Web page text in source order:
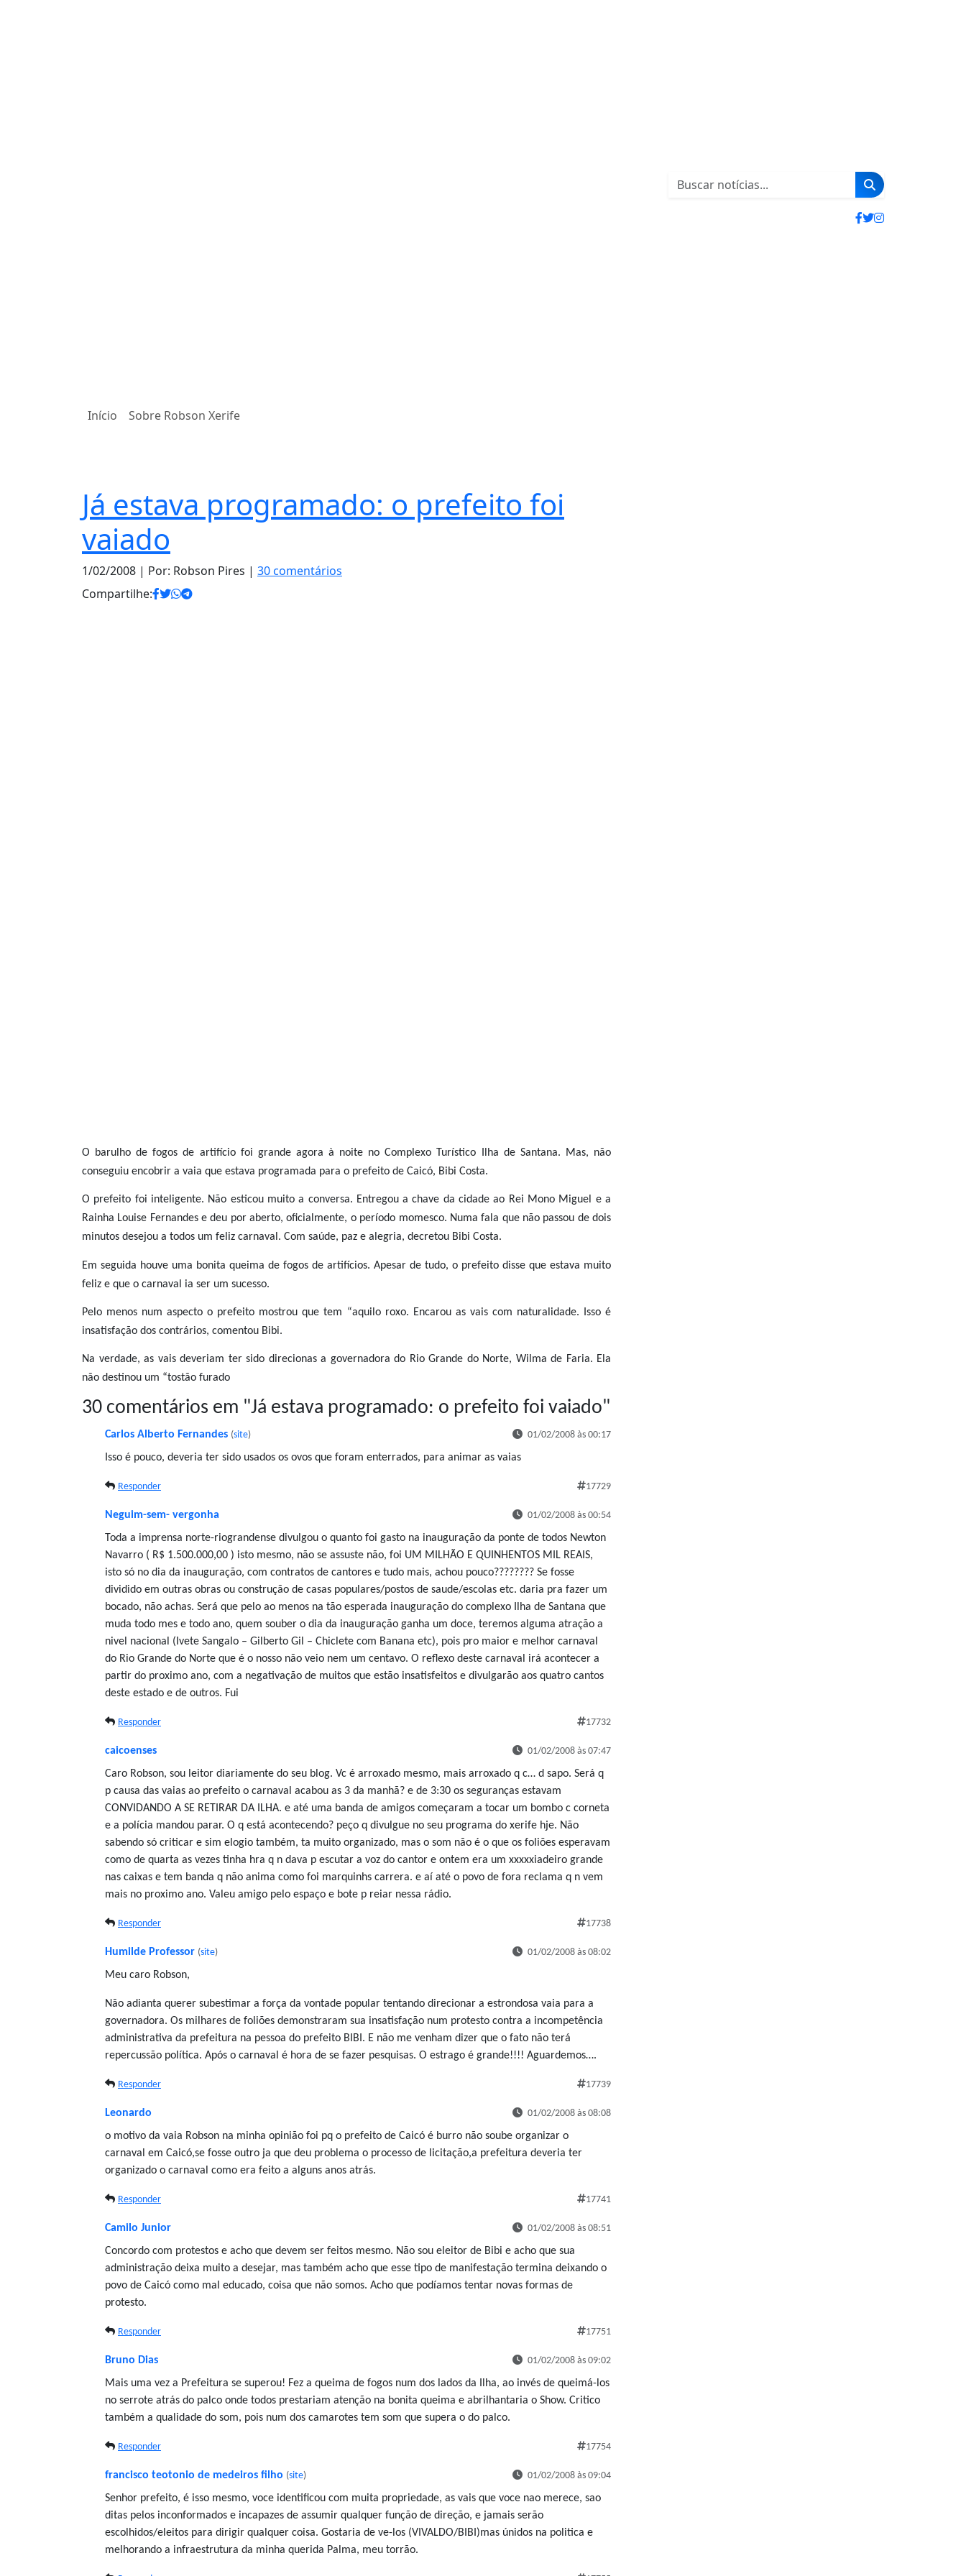
Início Sobre Robson Xerife
Já estava programado: o prefeito foi
vaiado
1/02/2008 | Por: Robson Pires | 30 comentários
Compartilhe:
O barulho de fogos de artifício foi grande agora à noite no Complexo Turístico Ilha de Santana. Mas, não
conseguiu encobrir a vaia que estava programada para o prefeito de Caicó, Bibi Costa.
O prefeito foi inteligente. Não esticou muito a conversa. Entregou a chave da cidade ao Rei Mono Miguel e a
Rainha Louise Fernandes e deu por aberto, oficialmente, o período momesco. Numa fala que não passou de dois
minutos desejou a todos um feliz carnaval. Com saúde, paz e alegria, decretou Bibi Costa.
Em seguida houve uma bonita queima de fogos de artifícios. Apesar de tudo, o prefeito disse que estava muito
feliz e que o carnaval ia ser um sucesso.
Pelo menos num aspecto o prefeito mostrou que tem “aquilo roxo. Encarou as vais com naturalidade. Isso é
insatisfação dos contrários, comentou Bibi.
Na verdade, as vais deveriam ter sido direcionas a governadora do Rio Grande do Norte, Wilma de Faria. Ela
não destinou um “tostão furado
30 comentários em "Já estava programado: o prefeito foi vaiado"
Carlos Alberto Fernandes (site) 01/02/2008 às 00:17
Isso é pouco, deveria ter sido usados os ovos que foram enterrados, para animar as vaias
Responder 17729
Neguim-sem- vergonha 01/02/2008 às 00:54
Toda a imprensa norte-riograndense divulgou o quanto foi gasto na inauguração da ponte de todos Newton
Navarro ( R$ 1.500.000,00 ) isto mesmo, não se assuste não, foi UM MILHÃO E QUINHENTOS MIL REAIS,
isto só no dia da inauguração, com contratos de cantores e tudo mais, achou pouco???????? Se fosse
dividido em outras obras ou construção de casas populares/postos de saude/escolas etc. daria pra fazer um
bocado, não achas. Será que pelo ao menos na tão esperada inauguração do complexo Ilha de Santana que
muda todo mes e todo ano, quem souber o dia da inauguração ganha um doce, teremos alguma atração a
nivel nacional (Ivete Sangalo – Gilberto Gil – Chiclete com Banana etc), pois pro maior e melhor carnaval
do Rio Grande do Norte que é o nosso não veio nem um centavo. O reflexo deste carnaval irá acontecer a
partir do proximo ano, com a negativação de muitos que estão insatisfeitos e divulgarão aos quatro cantos
deste estado e de outros. Fui
Responder 17732
caicoenses 01/02/2008 às 07:47
Caro Robson, sou leitor diariamente do seu blog. Vc é arroxado mesmo, mais arroxado q c… d sapo. Será q
p causa das vaias ao prefeito o carnaval acabou as 3 da manhã? e de 3:30 os seguranças estavam
CONVIDANDO A SE RETIRAR DA ILHA. e até uma banda de amigos começaram a tocar um bombo c corneta
e a polícia mandou parar. O q está acontecendo? peço q divulgue no seu programa do xerife hje. Não
sabendo só criticar e sim elogio também, ta muito organizado, mas o som não é o que os foliões esperavam
como de quarta as vezes tinha hra q n dava p escutar a voz do cantor e ontem era um xxxxxiadeiro grande
nas caixas e tem banda q não anima como foi marquinhs carrera. e aí até o povo de fora reclama q n vem
mais no proximo ano. Valeu amigo pelo espaço e bote p reiar nessa rádio.
Responder 17738
Humilde Professor (site) 01/02/2008 às 08:02
Meu caro Robson,
Não adianta querer subestimar a força da vontade popular tentando direcionar a estrondosa vaia para a
governadora. Os milhares de foliões demonstraram sua insatisfação num protesto contra a incompetência
administrativa da prefeitura na pessoa do prefeito BIBI. E não me venham dizer que o fato não terá
repercussão política. Após o carnaval é hora de se fazer pesquisas. O estrago é grande!!!! Aguardemos….
Responder 17739
Leonardo 01/02/2008 às 08:08
o motivo da vaia Robson na minha opinião foi pq o prefeito de Caicó é burro não soube organizar o
carnaval em Caicó,se fosse outro ja que deu problema o processo de licitação,a prefeitura deveria ter
organizado o carnaval como era feito a alguns anos atrás.
Responder 17741
Camilo Junior 01/02/2008 às 08:51
Concordo com protestos e acho que devem ser feitos mesmo. Não sou eleitor de Bibi e acho que sua
administração deixa muito a desejar, mas também acho que esse tipo de manifestação termina deixando o
povo de Caicó como mal educado, coisa que não somos. Acho que podíamos tentar novas formas de
protesto.
Responder 17751
Bruno Dias 01/02/2008 às 09:02
Mais uma vez a Prefeitura se superou! Fez a queima de fogos num dos lados da Ilha, ao invés de queimá-los
no serrote atrás do palco onde todos prestariam atenção na bonita queima e abrilhantaria o Show. Critico
também a qualidade do som, pois num dos camarotes tem som que supera o do palco.
Responder 17754
francisco teotonio de medeiros filho (site) 01/02/2008 às 09:04
Senhor prefeito, é isso mesmo, voce identificou com muita propriedade, as vais que voce nao merece, sao
ditas pelos inconformados e incapazes de assumir qualquer função de direção, e jamais serão
escolhidos/eleitos para dirigir qualquer coisa. Gostaria de ve-los (VIVALDO/BIBI)mas únidos na politica e
melhorando a infraestrutura da minha querida Palma, meu torrão.